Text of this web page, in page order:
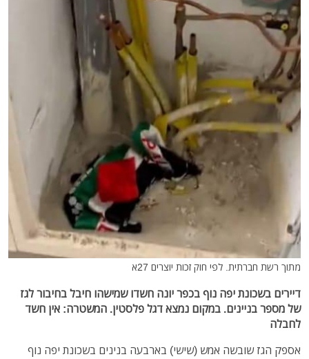
מתוך רשת חברתית. לפי חוק זכות יוצרים 27א
דיירים בשכונת יפה נוף בכפר יונה חשדו שמישהו חיבל בחיבור לגז
של מספר בניינים. במקום נמצא דגל פלסטין. המשטרה: אין חשד
לחבלה
אספק הגז שובשה אמש (שישי) בארבעה בנינים בשכונת יפה נוף